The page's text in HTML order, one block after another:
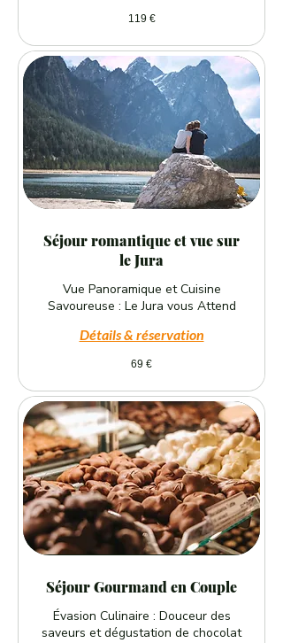
119 €
Séjour romantique et vue sur
le Jura
Vue Panoramique et Cuisine
Savoureuse : Le Jura vous Attend
Détails & réservation
69 €
Séjour Gourmand en Couple
Évasion Culinaire : Douceur des
saveurs et dégustation de chocolat